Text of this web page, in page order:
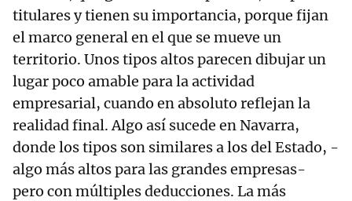
titulares y tienen su importancia, porque fijan
el marco general en el que se mueve un
territorio. Unos tipos altos parecen dibujar un
lugar poco amable para la actividad
empresarial, cuando en absoluto reflejan la
realidad final. Algo así sucede en Navarra,
donde los tipos son similares a los del Estado, -
algo más altos para las grandes empresas-
pero con múltiples deducciones. La más